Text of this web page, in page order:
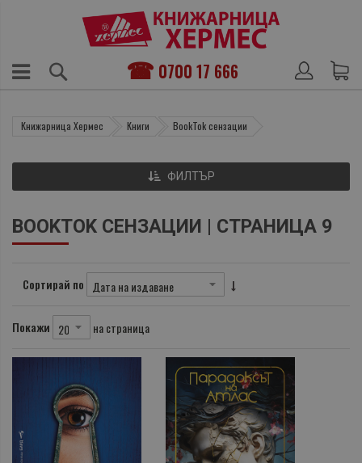
0700 17 666
Книжарница Хермес Книги BookTok сензации
BOOKTOK СЕНЗАЦИИ | СТРАНИЦА 9
Сортирай по
Покажи на страница
ФИЛТЪР